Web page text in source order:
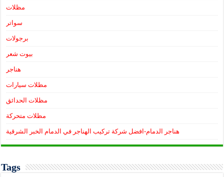
مظلات
سواتر
برجولات
بيوت شعر
هناجر
مظلات سيارات
مظلات الحدائق
مظلات متحركة
هناجر الدمام-افضل شركة تركيب الهناجر في الدمام الخبر الشرقية
Tags